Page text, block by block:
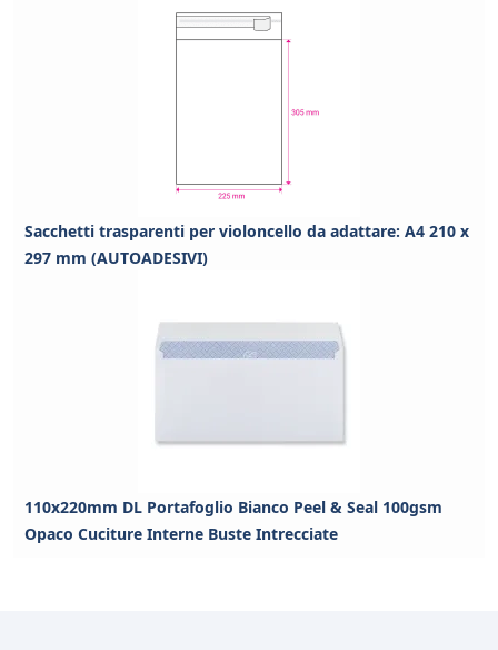
Sacchetti trasparenti per violoncello da adattare: A4 210 x
297 mm (AUTOADESIVI)
110x220mm DL Portafoglio Bianco Peel & Seal 100gsm
Opaco Cuciture Interne Buste Intrecciate